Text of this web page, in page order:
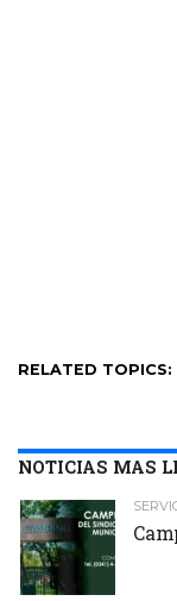
RELATED TOPICS:
NOTICIAS MAS